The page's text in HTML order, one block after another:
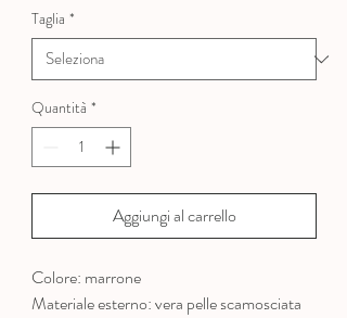
Taglia *
Quantità *
Aggiungi al carrello
Colore: marrone
Materiale esterno: vera pelle scamosciata